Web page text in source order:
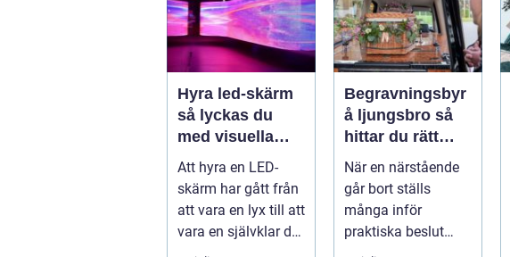
Hyra led-skärm
så lyckas du
med visuella
upplevelser på
event
Att hyra en LED-
skärm har gått från
att vara en lyx till att
vara en självklar del
på många event,
Begravningsbyr
å ljungsbro så
hittar du rätt
stöd i en svår tid
När en närstående
går bort ställs
många inför
praktiska beslut
mitt i sorgen. Frågor